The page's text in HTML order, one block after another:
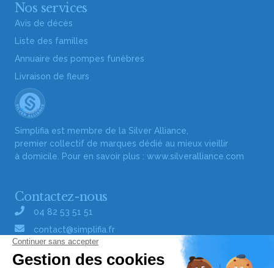
Nos services
Avis de décès
Liste des familles
Annuaire des pompes funèbres
Livraison de fleurs
Simplifia est membre de la Silver Alliance,
premier collectif de marques dédié au mieux vieillir
à domicile. Pour en savoir plus : www.silveralliance.com
Contactez-nous
04 82 53 51 51
contact@simplifia.fr